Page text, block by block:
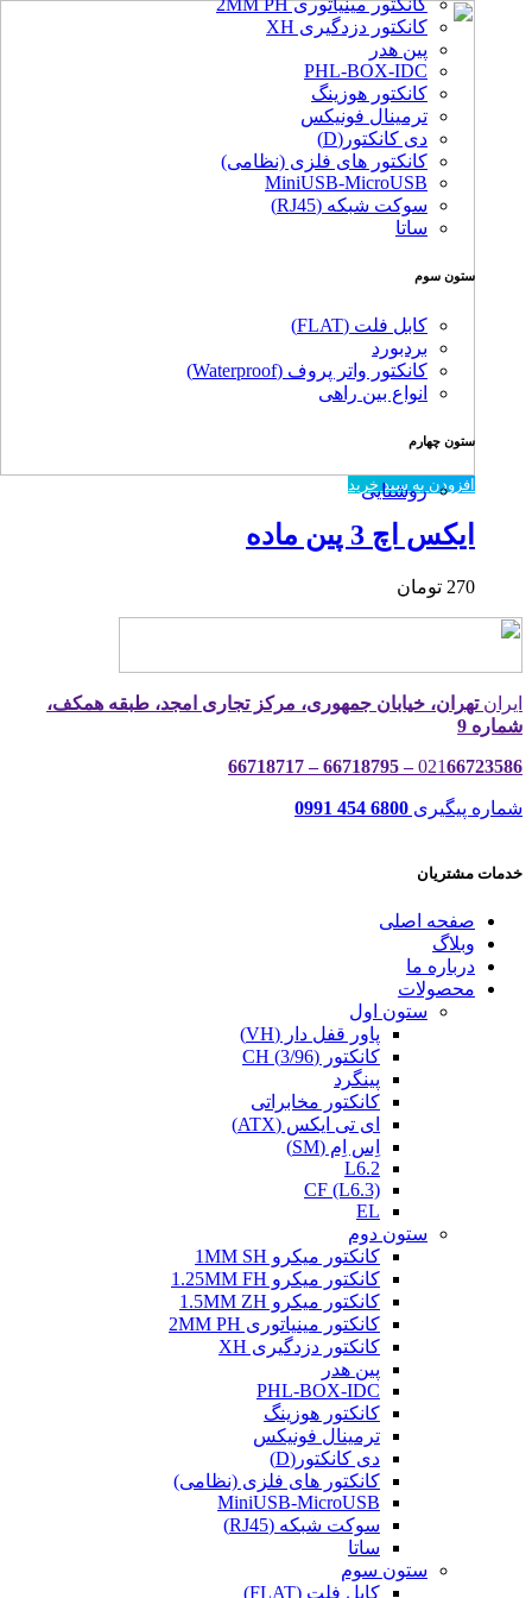
کانکتور دزدگیری XH
پین هدر
PHL-BOX-IDC
کانکتور هوزینگ
ترمینال فونیکس
دی کانکتور(D)
کانکتور های فلزی (نظامی)
MiniUSB-MicroUSB
سوکت شبکه (RJ45)
ساتا
ستون سوم
کابل فلت (FLAT)
بردبورد
کانکتور واتر پروف (Waterproof)
انواع بین راهی
ستون چهارم
روشنایی
افزودن به سبد خرید
ایکس اچ 3 پین ماده
270 تومان
ایرانتهران، خیابان جمهوری، مرکز تجاری امجد، طبقه همکف،
شماره 9
02166723586 – 66718795 – 66718717
شماره پیگیری 6800 454 0991
خدمات مشتریان
صفحه اصلی
وبلاگ
درباره ما
محصولات
ستون اول
پاور قفل دار (VH)
کانکتور (3/96) CH
پینگرد
کانکتور مخابراتی
ای تی ایکس (ATX)
اِس اِم (SM)
L6.2
CF (L6.3)
EL
ستون دوم
کانکتور میکرو 1MM SH
کانکتور میکرو 1.25MM FH
کانکتور میکرو 1.5MM ZH
کانکتور مینیاتوری 2MM PH
کانکتور دزدگیری XH
پین هدر
PHL-BOX-IDC
کانکتور هوزینگ
ترمینال فونیکس
دی کانکتور(D)
کانکتور های فلزی (نظامی)
MiniUSB-MicroUSB
سوکت شبکه (RJ45)
ساتا
ستون سوم
کابل فلت (FLAT)